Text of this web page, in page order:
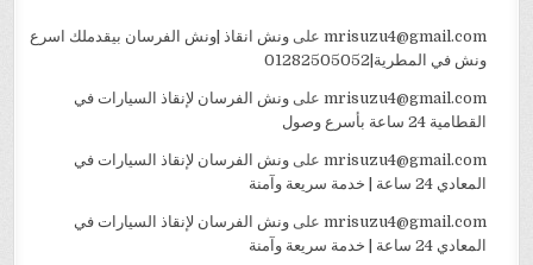
mrisuzu4@gmail.comعلى ونش انقاذ |ونش الفرسان بيقدملك اسرع
ونش في المطرية|01282505052
mrisuzu4@gmail.comعلى ونش الفرسان لإنقاذ السيارات في
القطامية 24 ساعة بأسرع وصول
mrisuzu4@gmail.comعلى ونش الفرسان لإنقاذ السيارات في
المعادي 24 ساعة | خدمة سريعة وآمنة
mrisuzu4@gmail.comعلى ونش الفرسان لإنقاذ السيارات في
المعادي 24 ساعة | خدمة سريعة وآمنة